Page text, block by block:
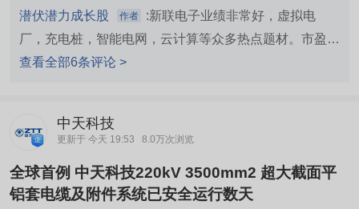
样业绩持续高增长非常优秀，挖黄金坑调整充分的成长股
中长线分批潜伏，收益稳，
潜伏潜力成长股 作者 :新联电子业绩非常好，虚拟电
厂，充电桩，智能电网，云计算等众多热点题材。市盈率
仅十几，流通市值60多亿元，减出第一，二大股东占比
势优股，挖黄金坑洗盘之后，近期持续振荡攀升，大圆弧
明显，又是很好的介入潜伏良机，珍惜并加仓耐心的持
有，必有厚报，后市验证
查看全部6条评论 >
中天科技
更新于 今天 19:53 8.0万次浏览
全球首例 中天科技220kV 3500mm2 超大截面平
铝套电缆及附件系统已安全运行数天